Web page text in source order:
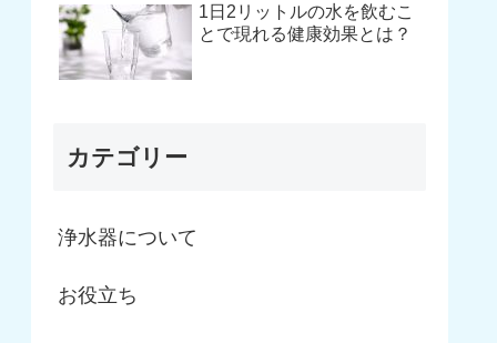
1日2リットルの水を飲むこ
とで現れる健康効果とは？
カテゴリー
浄水器について
お役立ち